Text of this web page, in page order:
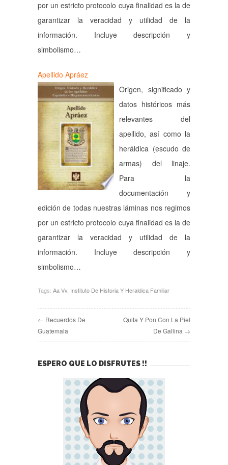
por un estricto protocolo cuya finalidad es la de
garantizar la veracidad y utilidad de la
información. Incluye descripción y
simbolismo…
Apellido Apráez
Origen, significado y
datos históricos más
relevantes del
apellido, así como la
heráldica (escudo de
armas) del linaje.
Para la
documentación y
edición de todas nuestras láminas nos regimos
por un estricto protocolo cuya finalidad es la de
garantizar la veracidad y utilidad de la
información. Incluye descripción y
simbolismo…
Tags: Aa Vv Instituto De Historia Y Heraldica Familiar
← Recuerdos De
Guatemala
Quita Y Pon Con La Piel
De Gallina →
ESPERO QUE LO DISFRUTES !!